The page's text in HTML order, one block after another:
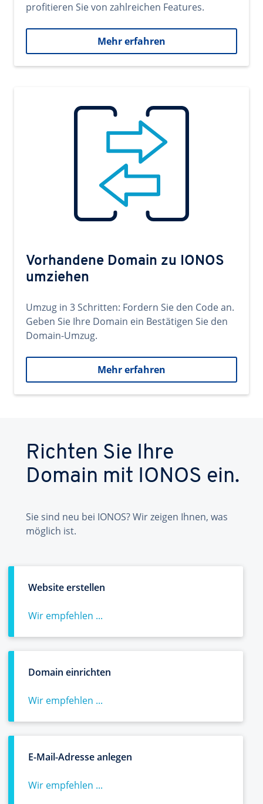
profitieren Sie von zahlreichen Features.
Mehr erfahren
Vorhandene Domain zu IONOS
umziehen
Umzug in 3 Schritten: Fordern Sie den Code an.
Geben Sie Ihre Domain ein Bestätigen Sie den
Domain-Umzug.
Mehr erfahren
Richten Sie Ihre
Domain mit IONOS ein.
Sie sind neu bei IONOS? Wir zeigen Ihnen, was
möglich ist.
Website erstellen
Wir empfehlen ...
Domain einrichten
Wir empfehlen ...
E-Mail-Adresse anlegen
Wir empfehlen ...